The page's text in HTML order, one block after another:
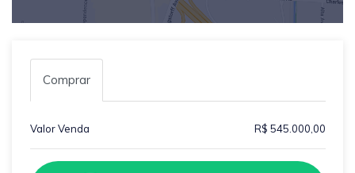
Comprar
Valor Venda R$ 545.000,00